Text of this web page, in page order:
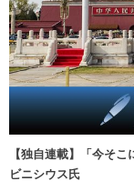
【独自連載】「今そ
ビニシウス氏